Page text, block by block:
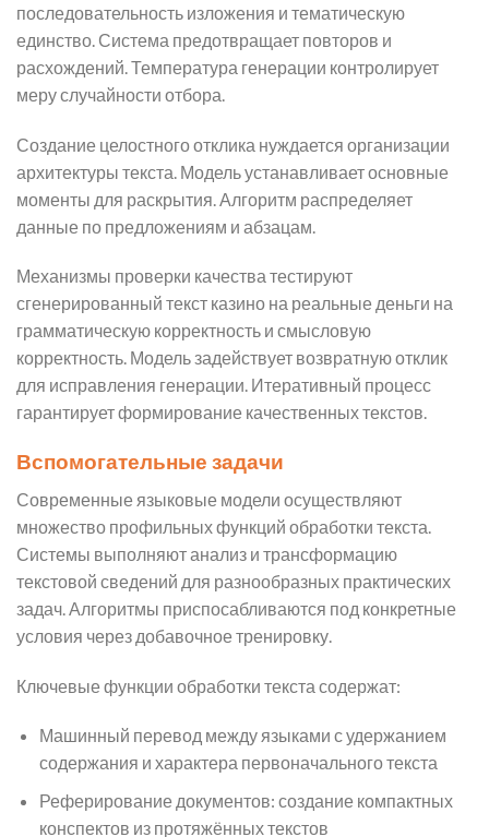
последовательность изложения и тематическую
единство. Система предотвращает повторов и
расхождений. Температура генерации контролирует
меру случайности отбора.
Создание целостного отклика нуждается организации
архитектуры текста. Модель устанавливает основные
моменты для раскрытия. Алгоритм распределяет
данные по предложениям и абзацам.
Механизмы проверки качества тестируют
сгенерированный текст казино на реальные деньги на
грамматическую корректность и смысловую
корректность. Модель задействует возвратную отклик
для исправления генерации. Итеративный процесс
гарантирует формирование качественных текстов.
Вспомогательные задачи
Современные языковые модели осуществляют
множество профильных функций обработки текста.
Системы выполняют анализ и трансформацию
текстовой сведений для разнообразных практических
задач. Алгоритмы приспосабливаются под конкретные
условия через добавочное тренировку.
Ключевые функции обработки текста содержат:
Машинный перевод между языками с удержанием
содержания и характера первоначального текста
Реферирование документов: создание компактных
конспектов из протяжённых текстов